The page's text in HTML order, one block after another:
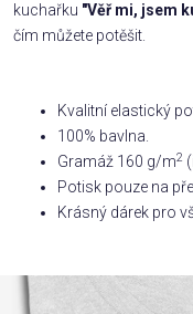
Příležitosti
Domácnost
Kolekce
kuchařku "Věř mi, jsem
čím můžete potěšit.
Kvalitní elastický
100% bavlna.
Gramáž 160 g/m2
Potisk pouze na
Krásný dárek pro